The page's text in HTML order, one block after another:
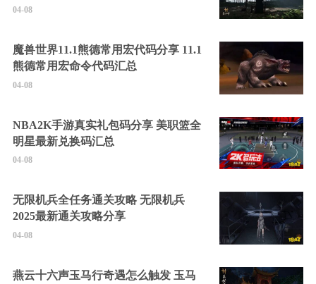
04-08
魔兽世界11.1熊德常用宏代码分享 11.1
熊德常用宏命令代码汇总
04-08
NBA2K手游真实礼包码分享 美职篮全
明星最新兑换码汇总
04-08
无限机兵全任务通关攻略 无限机兵
2025最新通关攻略分享
04-08
燕云十六声玉马行奇遇怎么触发 玉马